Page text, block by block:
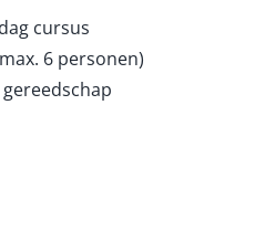
cursus
6 personen)